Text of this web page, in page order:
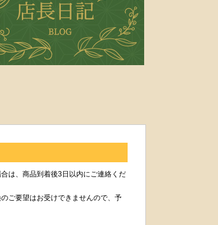
合は、商品到着後3日以内にご連絡くだ
ご要望はお受けできませんので、予